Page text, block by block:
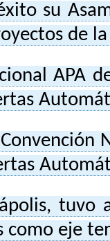
su
de
APA
tuvo
como eje